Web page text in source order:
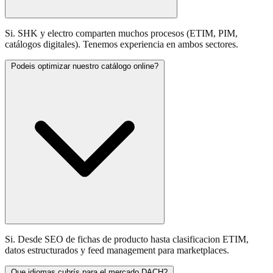
Si. SHK y electro comparten muchos procesos (ETIM, PIM,
catálogos digitales). Tenemos experiencia en ambos sectores.
Podeis optimizar nuestro catálogo online?
Si. Desde SEO de fichas de producto hasta clasificacion ETIM,
datos estructurados y feed management para marketplaces.